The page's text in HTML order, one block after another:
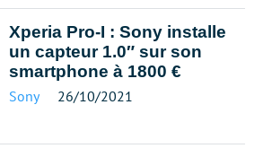
Xperia Pro-I : Sony installe
un capteur 1.0″ sur son
smartphone à 1800 €
Sony 26/10/2021